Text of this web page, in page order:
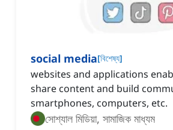
social media[বিশেষ্য]
websites and applications
share content and build
smartphones, computers, etc.
সোশ্যাল মিডিয়া, সামাজিক মাধ্যম